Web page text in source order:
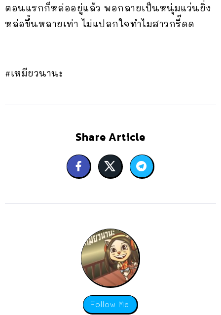
ตอนแรกก็หล่ออยู่แล้ว พอกลายเป็นหนุ่มแว่นยิ่ง
หล่อขึ้นหลายเท่า ไม่แปลกใจทำไมสาวกรี๊ดด
#เหมียวนานะ
Share Article
Follow Me